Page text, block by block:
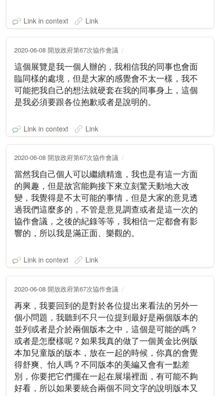
Link in context Link
2020-06-08 開放政府第67次協作會議
這個展覽是我一個人辦的，我相信我的同事也會面
臨同樣的處境，但是大家的感覺會不太一樣，我不
可能把我自己的想法就硬套在我的同事身上，這個
是我必須要跟各位抱歉或者是說明的。
Link in context Link
2020-06-08 開放政府第67次協作會議
當然我自己個人可以繼續精進，我也是有這一方面
的興趣，但是故宮能夠接下來立刻驚天動地大改
變，我覺得是不太可能的事情，但是大家的意見透
過我們這麼多的，不管是意見調查或者是這一次的
協作會議，之後的紀錄等等，我相信一定都會有影
響的，所以我是滿正面、樂觀的。
Link in context Link
2020-06-08 開放政府第67次協作會議
再來，我要回到的是對於各位提出來看法的另外一
個小問題，我聽到不只一位提到最好是兩個版本的
並列或者是介於兩個版本之中，這個是可能的嗎？
或者是怎麼樣呢？如果我真的做了一個黃金比例版
本加兒童版的版本，放在一起的時候，你真的會覺
得舒爽、怡人嗎？不同版本的美編又會有一點差
別，你要把它們擺在一起在展場裡面，有可能不夠
好看，所以如果要統合兩個不同文字的說明版本又